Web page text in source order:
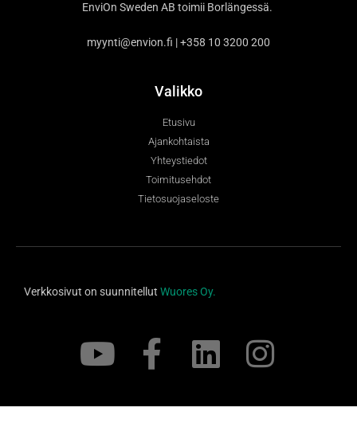
EnviOn Sweden AB toimii Borlängessä.
myynti@envion.fi | +358 10 3200 200
Valikko
Etusivu
Ajankohtaista
Yhteystiedot
Toimitusehdot
Tietosuojaseloste
Verkkosivut on suunnitellut Wuores Oy.